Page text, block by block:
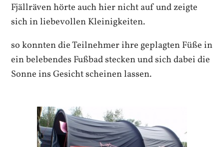
Fjällräven hörte auch hier nicht auf und zeigte
sich in liebevollen Kleinigkeiten.
so konnten die Teilnehmer ihre geplagten Füße in
ein belebendes Fußbad stecken und sich dabei die
Sonne ins Gesicht scheinen lassen.